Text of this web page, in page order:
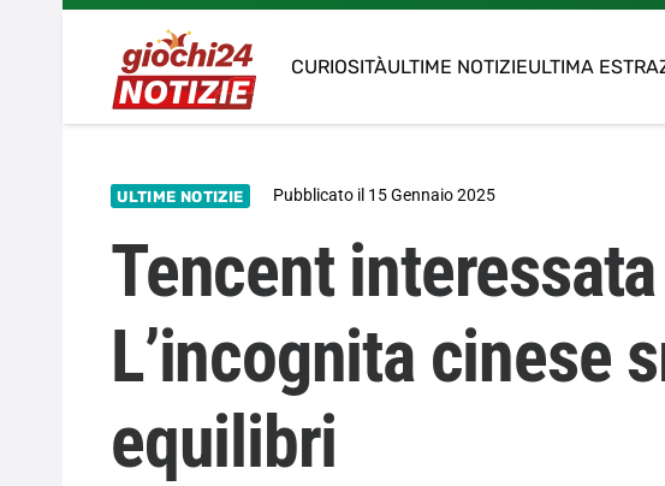
CURIOSITÀULTIME NOTIZIEULTIMA
ULTIME NOTIZIE Pubblicato il 15 Gennaio 2025
Tencent
L’incognita cinese
equilibri